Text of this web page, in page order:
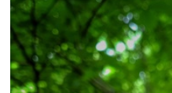
HDR priroda Dunaj
Zeleznica Rieka voda